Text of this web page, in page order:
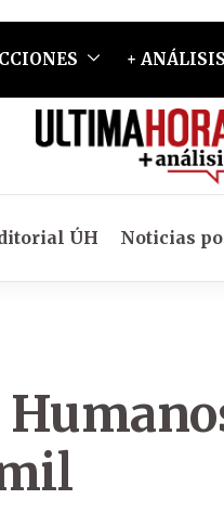
+ ANÁLISIS
ÚH Noticias